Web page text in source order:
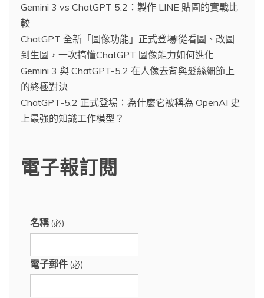
Gemini 3 vs ChatGPT 5.2：製作 LINE 貼圖的實戰比
較
ChatGPT 全新「圖像功能」正式登場!從看圖、改圖
到生圖，一次搞懂ChatGPT 圖像能力如何進化
Gemini 3 與 ChatGPT-5.2 在人像去背與髮絲細節上
的終極對決
ChatGPT-5.2 正式登場：為什麼它被稱為 OpenAI 史
上最強的知識工作模型？
電子報訂閱
名稱 (必)
電子郵件 (必)